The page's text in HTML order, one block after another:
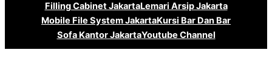
Filling Cabinet JakartaLemari Arsip Jakarta
Mobile File System JakartaKursi Bar Dan Bar
Sofa Kantor JakartaYoutube Channel